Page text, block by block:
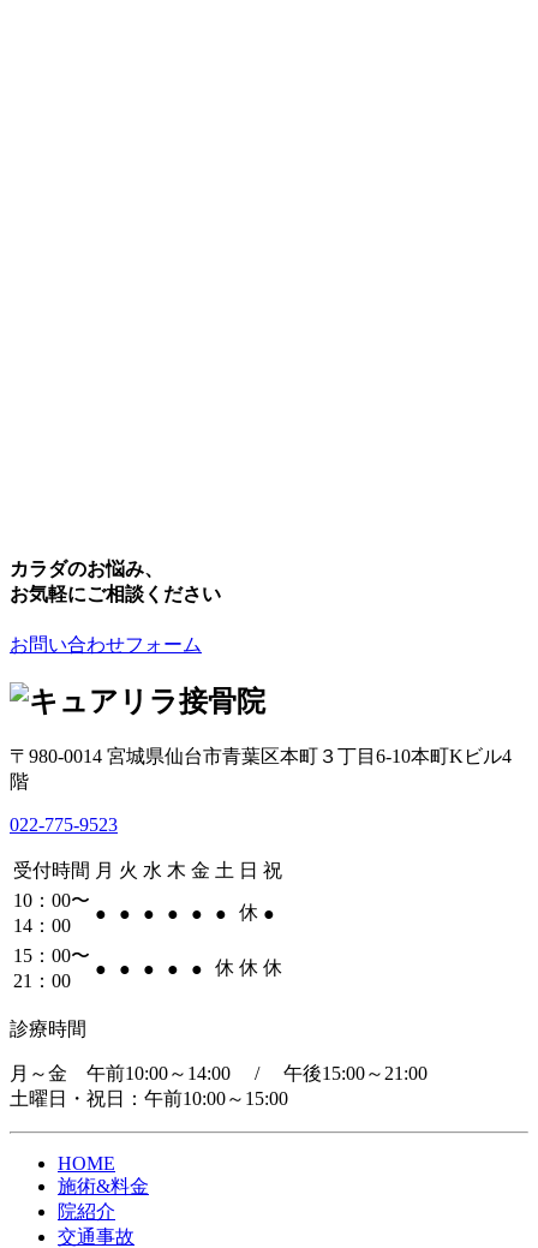
カラダのお悩み、
お気軽にご相談ください
お問い合わせフォーム
〒980-0014 宮城県仙台市青葉区本町３丁目6-10本町Kビル4
階
022-775-9523
受付時間 月 火 水 木 金 土 日 祝
10：00〜
14：00
● ● ● ● ● ● 休 ●
15：00〜
21：00
● ● ● ● ● 休 休 休
診療時間
月～金 午前10:00～14:00 / 午後15:00～21:00
土曜日・祝日：午前10:00～15:00
HOME
施術&料金
院紹介
交通事故